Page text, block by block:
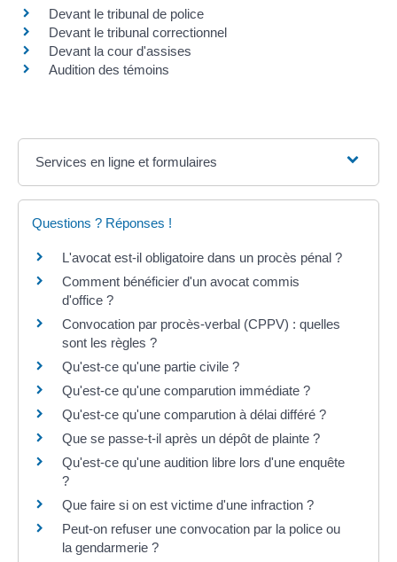
Devant le tribunal de police
Devant le tribunal correctionnel
Devant la cour d'assises
Audition des témoins
Services en ligne et formulaires
Questions ? Réponses !
L'avocat est-il obligatoire dans un procès pénal ?
Comment bénéficier d'un avocat commis
d'office ?
Convocation par procès-verbal (CPPV) : quelles
sont les règles ?
Qu'est-ce qu'une partie civile ?
Qu'est-ce qu'une comparution immédiate ?
Qu'est-ce qu'une comparution à délai différé ?
Que se passe-t-il après un dépôt de plainte ?
Qu'est-ce qu'une audition libre lors d'une enquête
?
Que faire si on est victime d'une infraction ?
Peut-on refuser une convocation par la police ou
la gendarmerie ?